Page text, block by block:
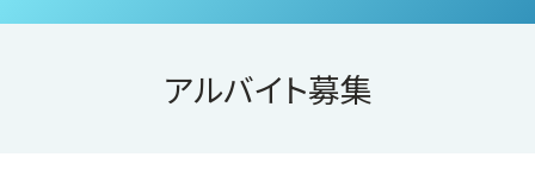
アルバイト募集